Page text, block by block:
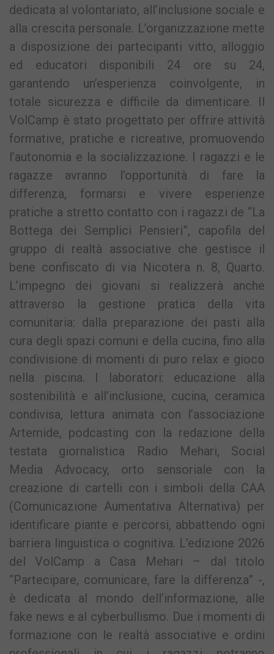
dedicata al volontariato, all’inclusione sociale e
alla crescita personale. L’organizzazione mette
a disposizione dei partecipanti vitto, alloggio
ed educatori disponibili 24 ore su 24,
garantendo un’esperienza coinvolgente, in
totale sicurezza e difficile da dimenticare. Il
VolCamp è stato progettato per offrire attività
formative, pratiche e ricreative, promuovendo
l’autonomia e la socializzazione. I ragazzi e le
ragazze avranno l’opportunità di fare la
differenza, formarsi e vivere esperienze
pratiche a stretto contatto con i ragazzi de “La
Bottega dei Semplici Pensieri”, capofila del
gruppo di realtà associative che gestisce il
bene confiscato di via Nicotera n. 8, Quarto.
L’impegno dei giovani si realizzerà anche
attraverso la gestione pratica della vita
comunitaria: dalla preparazione dei pasti alla
cura degli spazi comuni e della cucina, fino alla
condivisione di momenti di puro relax e gioco
nella piscina. I laboratori: educazione alla
sostenibilità e all’inclusione, cucina, ceramica
condivisa, lettura animata con l’associazione
Artemide, podcasting con la redazione della
testata giornalistica Radio Mehari, Social
Media Advocacy, orto sensoriale con la
creazione di cartelli con i simboli della CAA
(Comunicazione Aumentativa Alternativa) per
identificare piante e percorsi, abbattendo ogni
barriera linguistica o cognitiva. L’edizione 2026
del VolCamp a Casa Mehari – dal titolo
“Partecipare, comunicare, fare la differenza” -,
è dedicata al mondo dell’informazione, alle
fake news e al cyberbullismo. Due i momenti di
formazione con le realtà associative e ordini